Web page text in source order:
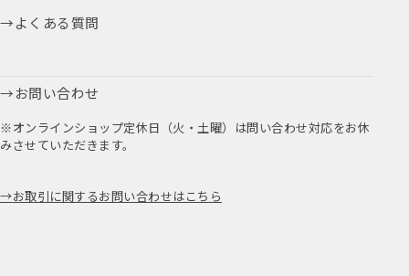
よくある質問
お問い合わせ
※オンラインショップ定休日（火・土曜）は問い合わせ対応をお休
みさせていただきます。
お取引に関するお問い合わせはこちら